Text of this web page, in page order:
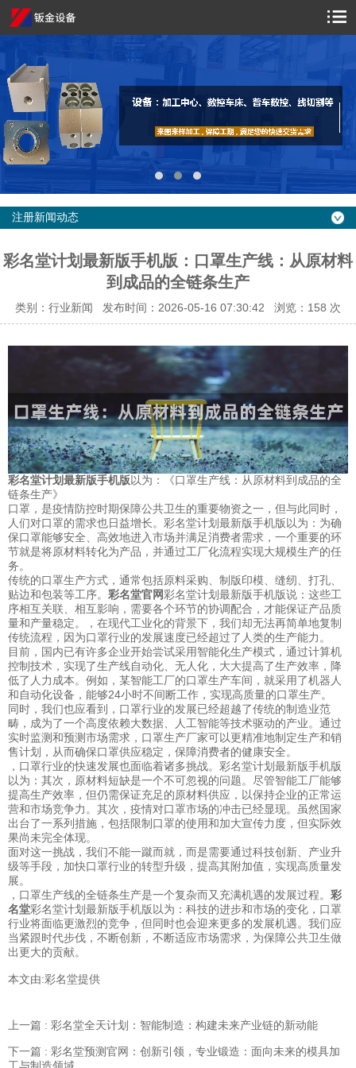
注册新闻动态
彩名堂计划最新版手机版：口罩生产线：从原材料
到成品的全链条生产
类别：行业新闻 发布时间：2026-05-16 07:30:42 浏览： 158 次
彩名堂计划最新版手机版以为：《口罩生产线：从原材料到成品的全
链条生产》
口罩，是疫情防控时期保障公共卫生的重要物资之一，但与此同时，
人们对口罩的需求也日益增长。彩名堂计划最新版手机版以为：为确
保口罩能够安全、高效地进入市场并满足消费者需求，一个重要的环
节就是将原材料转化为产品，并通过工厂化流程实现大规模生产的任
务。
传统的口罩生产方式，通常包括原料采购、制版印模、缝纫、打孔、
贴边和包装等工序。 彩名堂官网彩名堂计划最新版手机版说：这些工
序相互关联、相互影响，需要各个环节的协调配合，才能保证产品质
量和产量稳定。，在现代工业化的背景下，我们却无法再简单地复制
传统流程，因为口罩行业的发展速度已经超过了人类的生产能力。
目前，国内已有许多企业开始尝试采用智能化生产模式，通过计算机
控制技术，实现了生产线自动化、无人化，大大提高了生产效率，降
低了人力成本。例如，某智能工厂的口罩生产车间，就采用了机器人
和自动化设备，能够24小时不间断工作，实现高质量的口罩生产。
同时，我们也应看到，口罩行业的发展已经超越了传统的制造业范
畴，成为了一个高度依赖大数据、人工智能等技术驱动的产业。通过
实时监测和预测市场需求，口罩生产厂家可以更精准地制定生产和销
售计划，从而确保口罩供应稳定，保障消费者的健康安全。
，口罩行业的快速发展也面临着诸多挑战。彩名堂计划最新版手机版
以为：其次，原材料短缺是一个不可忽视的问题。尽管智能工厂能够
提高生产效率，但仍需保证充足的原材料供应，以保持企业的正常运
营和市场竞争力。其次，疫情对口罩市场的冲击已经显现。虽然国家
出台了一系列措施，包括限制口罩的使用和加大宣传力度，但实际效
果尚未完全体现。
面对这一挑战，我们不能一蹴而就，而是需要通过科技创新、产业升
级等手段，加快口罩行业的转型升级，提高其附加值，实现高质量发
展。
，口罩生产线的全链条生产是一个复杂而又充满机遇的发展过程。 彩
名堂彩名堂计划最新版手机版以为：科技的进步和市场的变化，口罩
行业将面临更激烈的竞争，但同时也会迎来更多的发展机遇。我们应
当紧跟时代步伐，不断创新，不断适应市场需求，为保障公共卫生做
出更大的贡献。
本文由:彩名堂提供
上一篇 : 彩名堂全天计划：智能制造：构建未来产业链的新动能
下一篇 : 彩名堂预测官网：创新引领，专业锻造：面向未来的模具加
工与制造领域